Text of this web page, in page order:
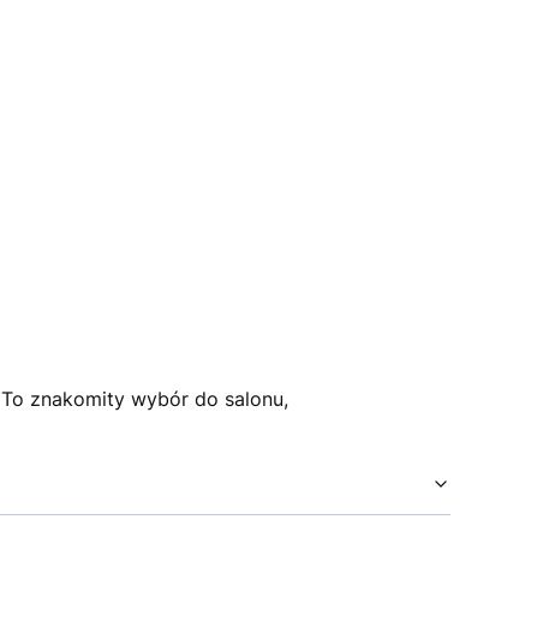
znakomity wybór do salonu,